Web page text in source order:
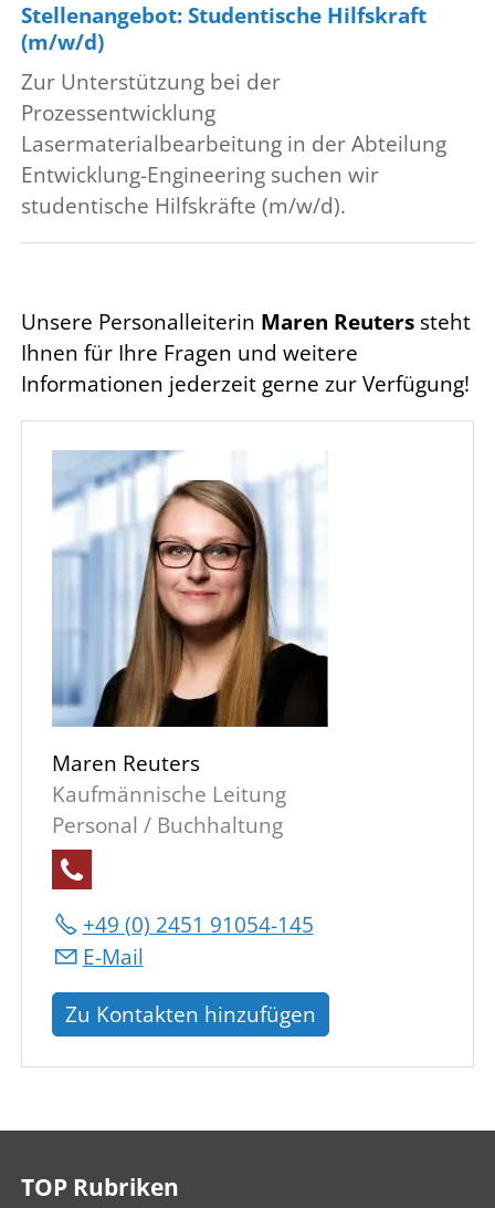
Stellenangebot: Studentische Hilfskraft
(m/w/d)
Zur Unterstützung bei der
Prozessentwicklung
Lasermaterialbearbeitung in der Abteilung
Entwicklung-Engineering suchen wir
studentische Hilfskräfte (m/w/d).
Unsere Personalleiterin Maren Reuters steht
Ihnen für Ihre Fragen und weitere
Informationen jederzeit gerne zur Verfügung!
Maren Reuters
Kaufmännische Leitung
Personal / Buchhaltung
+49 (0) 2451 91054-145
E-Mail
Zu Kontakten hinzufügen
TOP Rubriken